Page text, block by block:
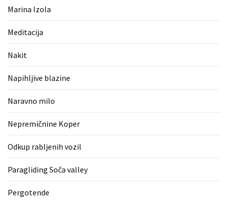
Zaščitne
(1)
Hipnoterapija
Marina Izola
Meditacija
Nakit
Napihljive blazine
Naravno milo
Nepremičnine Koper
Odkup rabljenih vozil
Paragliding Soča valley
Pergotende